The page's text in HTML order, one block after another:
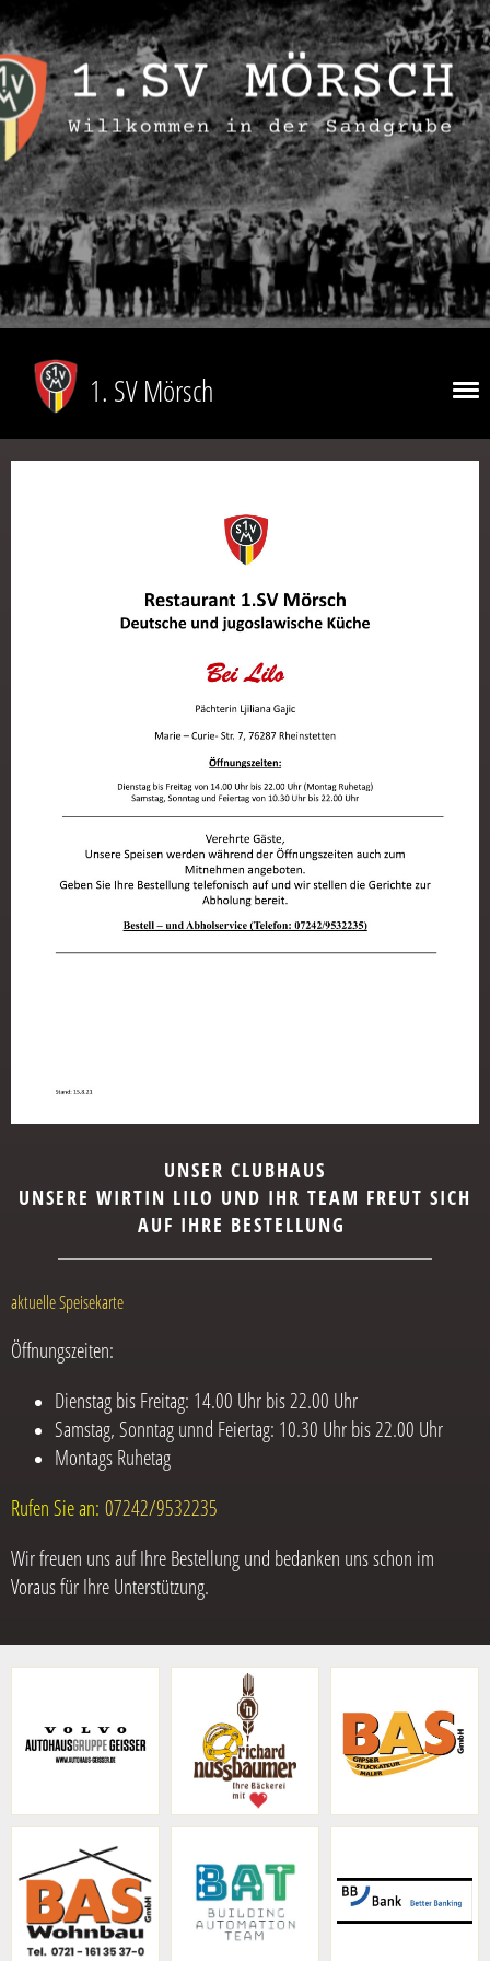
1. SV Mörsch
UNSER CLUBHAUS
UNSERE WIRTIN LILO UND IHR TEAM FREUT SICH
AUF IHRE BESTELLUNG
aktuelle Speisekarte
Öffnungszeiten:
Dienstag bis Freitag: 14.00 Uhr bis 22.00 Uhr
Samstag, Sonntag unnd Feiertag: 10.30 Uhr bis 22.00 Uhr
Montags Ruhetag
Rufen Sie an: 07242/9532235
Wir freuen uns auf Ihre Bestellung und bedanken uns schon im
Voraus für Ihre Unterstützung.